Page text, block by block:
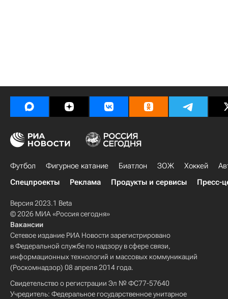
Футбол Фигурное катание Биатлон ЗОЖ Хоккей
Спецпроекты
Реклама Продукты и сервисы Пресс-
Версия 2023.1 Beta
© 2026 МИА «Россия сегодня»
Вакансии
Сетевое издание РИА Новости зарегистрировано
в Федеральной службе по надзору в сфере связи,
информационных технологий и массовых коммуникаций
(Роскомнадзор) 08 апреля 2014 года.
Свидетельство о регистрации Эл № ФС77-57640
Учредитель: Федеральное государственное унитарное